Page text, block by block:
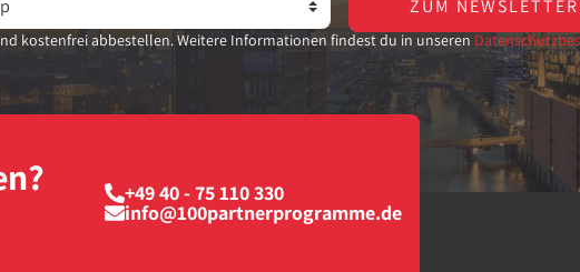
ZUM
kostenfrei abbestellen. Weitere Informationen findest du in unseren
+49 40 - 75 110 330
info@100partnerprogramme.de